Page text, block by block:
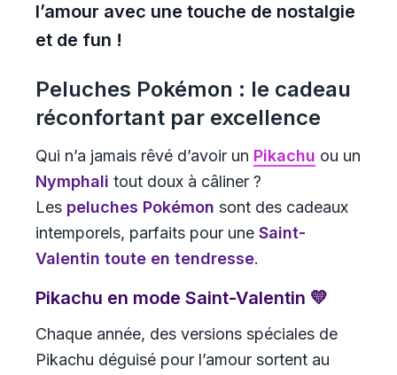
l’amour avec une touche de nostalgie
et de fun !
Peluches Pokémon : le cadeau
réconfortant par excellence
Qui n’a jamais rêvé d’avoir un Pikachu ou un
Nymphali tout doux à câliner ?
Les peluches Pokémon sont des cadeaux
intemporels, parfaits pour une Saint-
Valentin toute en tendresse.
Pikachu en mode Saint-Valentin 💛
Chaque année, des versions spéciales de
Pikachu déguisé pour l’amour sortent au